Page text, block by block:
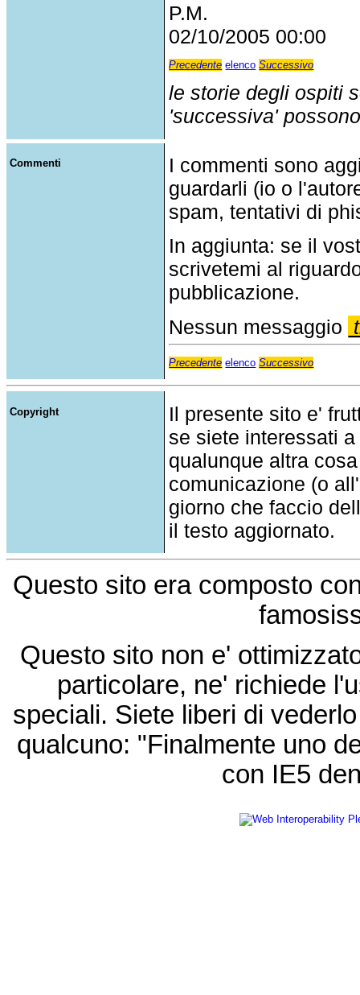
P.M.
02/10/2005 00:00
Precedente elenco Successivo
le storie degli ospiti
'successiva'
Commenti
I commenti sono
guardarli (io o
spam, tentativi di
In aggiunta: se il
scrivetemi al
pubblicazione.
Nessun messaggio
Precedente elenco Successivo
Copyright
Il presente sito e'
se siete interessati
qualunque altra
comunicazione (o
giorno che faccio
il testo aggiornato.
Questo sito era composto
Questo sito non e'
particolare, ne' richiede
speciali. Siete liberi di
qualcuno: "Finalmente uno
con IE5